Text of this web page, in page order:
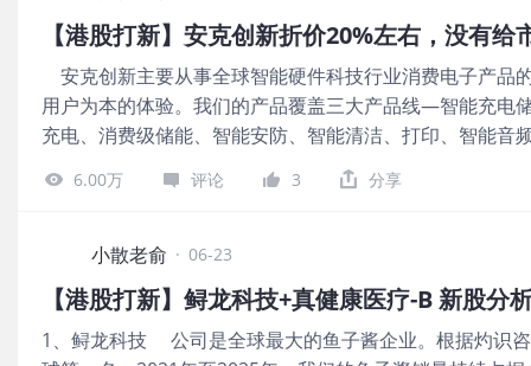
特沙利文的资料，按2025年总门诊人次及住院人次计，
院集团中排名第一 公司从2023~2025年的营收分别是
长-0.23%；2023~2025年的净利润分别是4263.4万、
按发行价中位数计算，27.2亿港元市值发行6.31亿，发行
亿。 本次发行采用港股ipo新规的机制B，公开发售初始
倍，申购人气还可以。总共有21631手，货也不多，中
【港股打新】安克创新折价20%左右，没有给
安克创新主要从事全球智能硬件科技行业消费电子产品
用户为本的体验。我们的产品覆盖三大产品线—智能充
充电、消费级储能、智能安防、智能清洁、打印、智能
注于智能设备的设计与销售，同时将生产制造外包给我
≤99.32港元，每手股数100股，最低认购10032.16港元
率是71.83%，高盛亚洲近2年保荐过的项目首日上涨率
50%，保荐人整体业绩还行吧。 一共有8名基石投资者
资本、瑞银资管新加坡、国海富兰克林、简街资本、泰
购2.95亿美元，占总发行数的49.9%，基石占比很高。
6.00万 评论 3 分享
小散老俞 · 06-23
【港股打新】鲟龙科技+真健康医疗-B 新股分
1、鲟龙科技 公司是全球最大的鱼子酱企业。根据灼识